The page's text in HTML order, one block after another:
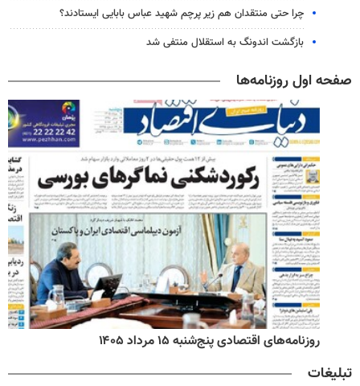
چرا حتی منتقدان هم زیر پرچم شهید عباس بابایی ایستادند؟
بازگشت اندونگ به استقلال منتفی شد
صفحه اول روزنامه‌ها
روزنامه‌های اقتصادی پنج‌شنبه ۱۵ مرداد ۱۴۰۵
تبلیغات